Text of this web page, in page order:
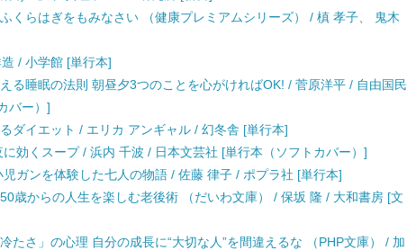
くらはぎをもみなさい （健康プレミアムシリーズ） / 槙 孝子、 鬼木
/ 小学館 [単行本]
る睡眠の法則 朝昼夕3つのことを心がければOK! / 菅原洋平 / 自由国民
バー）]
ダイエット / エリカ アンギャル / 幻冬舎 [単行本]
効くスープ / 浜内 千波 / 日本文芸社 [単行本（ソフトカバー）]
ガンを体験した七人の物語 / 佐藤 律子 / ポプラ社 [単行本]
歳からの人生を楽しむ老後術 （だいわ文庫） / 保坂 隆 / 大和書房 [文
たさ」の心理 自分の成長に“大切な人”を間違えるな （PHP文庫） / 加